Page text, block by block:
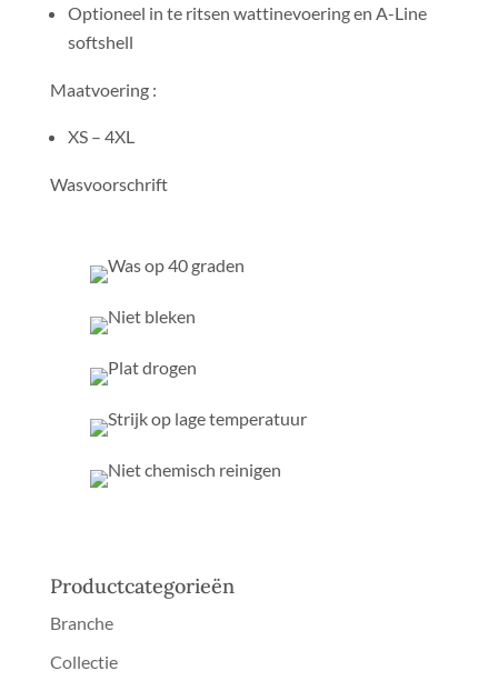
Optioneel in te ritsen wattinevoering en A-Line
softshell
Maatvoering :
XS – 4XL
Wasvoorschrift
Productcategorieën
Branche
Collectie